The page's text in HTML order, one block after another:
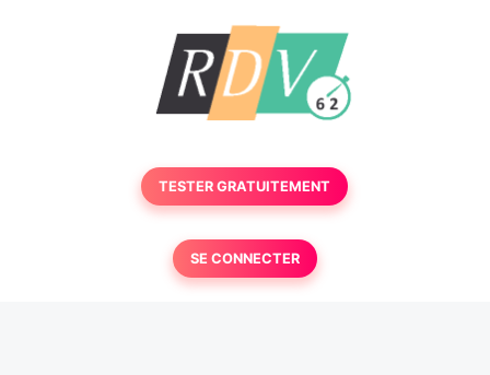
TESTER GRATUITEMENT
SE CONNECTER